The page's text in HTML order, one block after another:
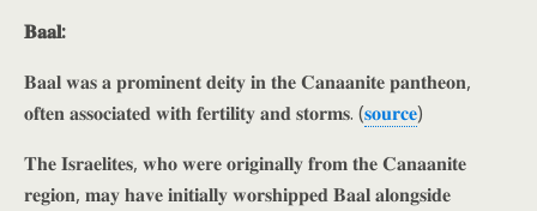
𝐁𝐚𝐚𝐥:
𝐁𝐚𝐚𝐥 𝐰𝐚𝐬 𝐚 𝐩𝐫𝐨𝐦𝐢𝐧𝐞𝐧𝐭 𝐝𝐞𝐢𝐭𝐲 𝐢𝐧 𝐭𝐡𝐞 𝐂𝐚𝐧𝐚𝐚𝐧𝐢𝐭𝐞 𝐩𝐚𝐧𝐭𝐡𝐞𝐨𝐧,
𝐨𝐟𝐭𝐞𝐧 𝐚𝐬𝐬𝐨𝐜𝐢𝐚𝐭𝐞𝐝 𝐰𝐢𝐭𝐡 𝐟𝐞𝐫𝐭𝐢𝐥𝐢𝐭𝐲 𝐚𝐧𝐝 𝐬𝐭𝐨𝐫𝐦𝐬. (𝐬𝐨𝐮𝐫𝐜𝐞)
𝐓𝐡𝐞 𝐈𝐬𝐫𝐚𝐞𝐥𝐢𝐭𝐞𝐬, 𝐰𝐡𝐨 𝐰𝐞𝐫𝐞 𝐨𝐫𝐢𝐠𝐢𝐧𝐚𝐥𝐥𝐲 𝐟𝐫𝐨𝐦 𝐭𝐡𝐞 𝐂𝐚𝐧𝐚𝐚𝐧𝐢𝐭𝐞
𝐫𝐞𝐠𝐢𝐨𝐧, 𝐦𝐚𝐲 𝐡𝐚𝐯𝐞 𝐢𝐧𝐢𝐭𝐢𝐚𝐥𝐥𝐲 𝐰𝐨𝐫𝐬𝐡𝐢𝐩𝐩𝐞𝐝 𝐁𝐚𝐚𝐥 𝐚𝐥𝐨𝐧𝐠𝐬𝐢𝐝𝐞